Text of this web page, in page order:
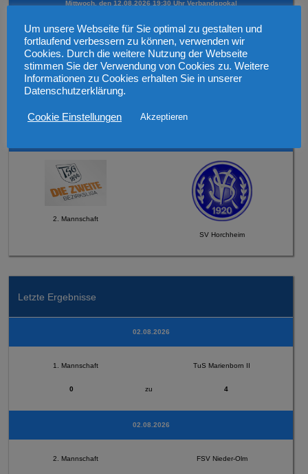
Mittwoch, den 12.08.2026 19:30 Uhr Verbandspokal
2. Mannschaft
SV Horchheim
Letzte Ergebnisse
02.08.2026
1. Mannschaft TuS Marienborn II
0 zu 4
02.08.2026
2. Mannschaft FSV Nieder-Olm
Um unsere Webseite für Sie optimal zu gestalten und
fortlaufend verbessern zu können, verwenden wir
Cookies. Durch die weitere Nutzung der Webseite
stimmen Sie der Verwendung von Cookies zu. Weitere
Informationen zu Cookies erhalten Sie in unserer
Datenschutzerklärung.
Cookie Einstellungen Akzeptieren